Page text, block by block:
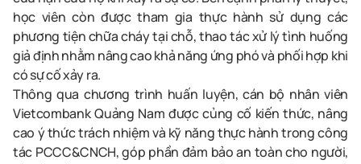
học viên còn được tham gia thực hành sử dụng các
phương tiện chữa cháy tại chỗ, thao tác xử lý tình huống
giả định nhằm nâng cao khả năng ứng phó và phối hợp khi
có sự cố xảy ra.
Thông qua chương trình huấn luyện, cán bộ nhân viên
Vietcombank Quảng Nam được củng cố kiến thức, nâng
cao ý thức trách nhiệm và kỹ năng thực hành trong công
tác PCCC&CNCH, góp phần đảm bảo an toàn cho người,